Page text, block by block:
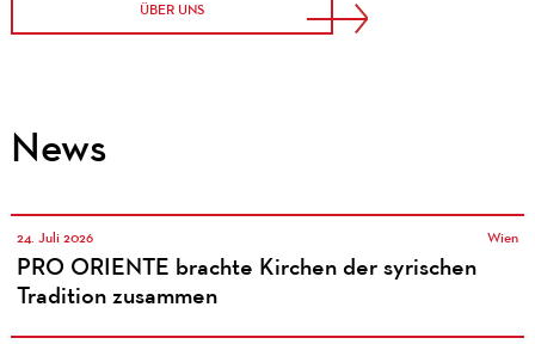
ÜBER UNS
News
24. Juli 2026 Wien
PRO ORIENTE brachte Kirchen der syrischen
Tradition zusammen